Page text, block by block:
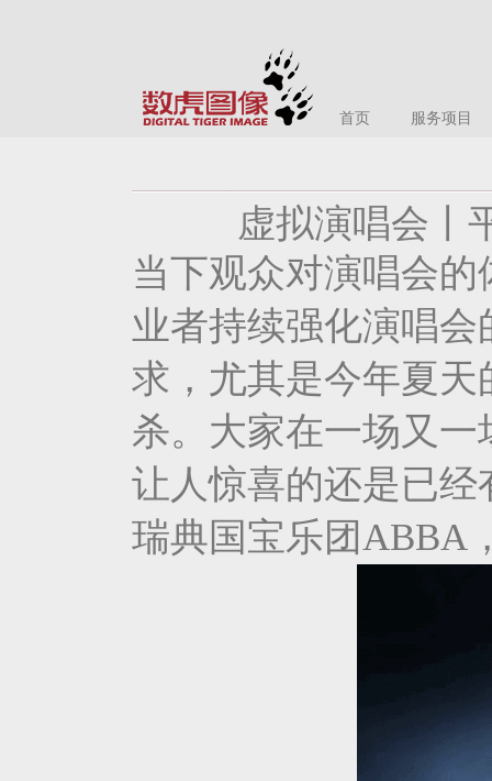
首页 服务项目
虚拟演唱会丨
当下观众对演唱会
业者持续强化演唱
求，尤其是今年夏
杀。大家在一场又
让人惊喜的还是已
瑞典国宝乐团ABBA